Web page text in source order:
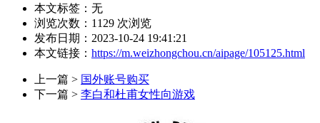
本文标签：无
浏览次数： 1129 次浏览
发布日期：2023-10-24 19:41:21
本文链接： https://m.weizhongchou.cn/aipage/105125.html
上一篇 > 国外账号购买
下一篇 > 李白和杜甫女性向游戏